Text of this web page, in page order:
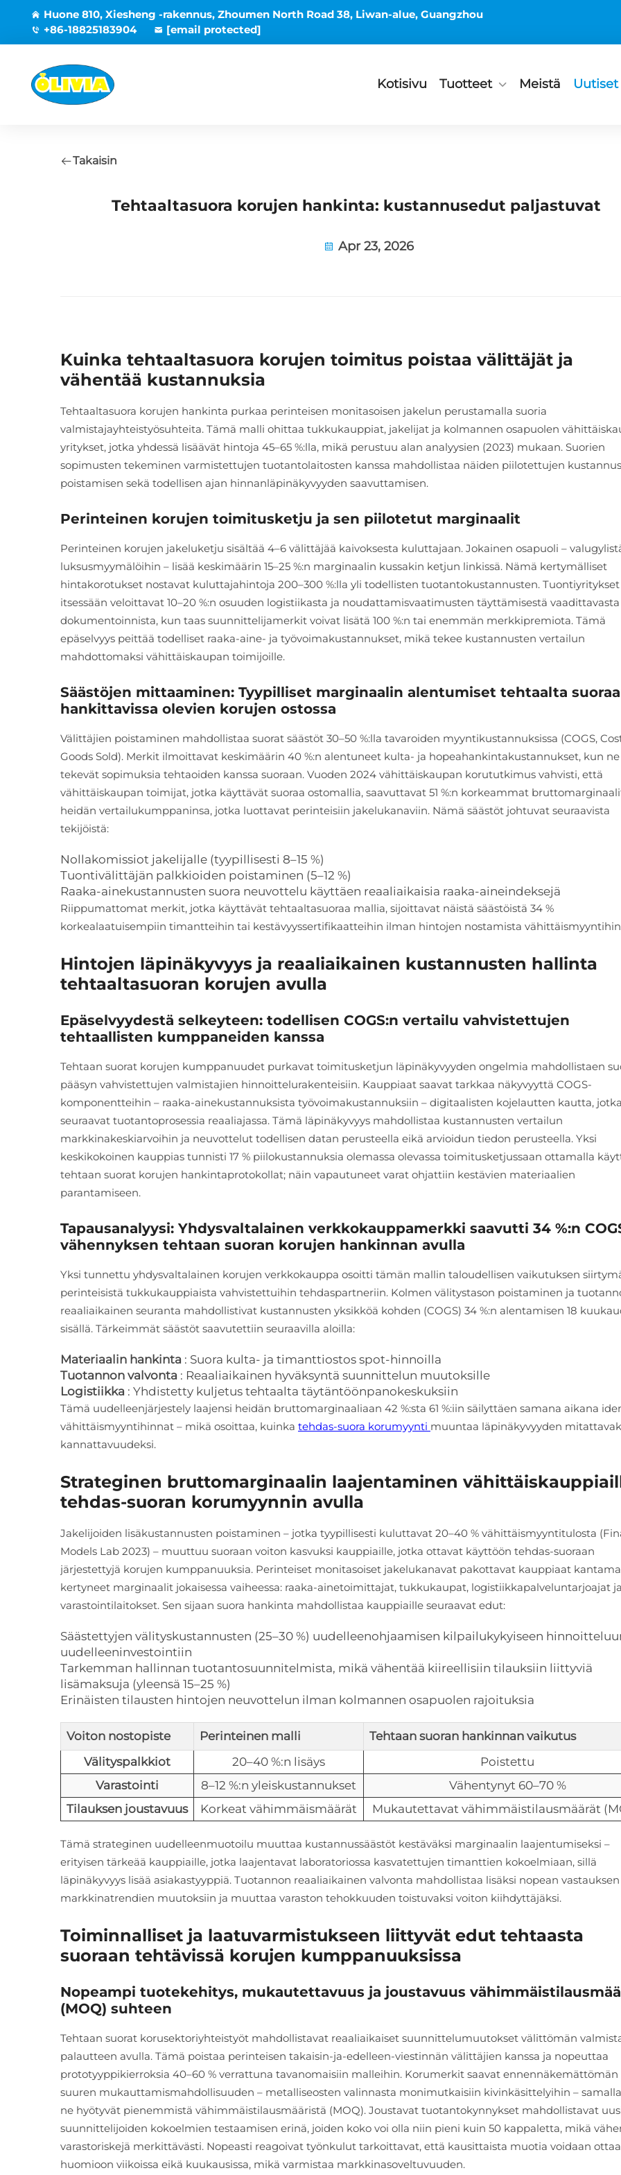
Huone 810, Xiesheng -rakennus, Zhoumen North Road 38, Liwan-alue, Guangzhou
+86-18825183904
[email protected]
Kotisivu Tuotteet Meistä Uutiset
Takaisin
Tehtaaltasuora korujen hankinta: kustannusedut paljastuvat
Apr 23, 2026
Kuinka tehtaaltasuora korujen toimitus poistaa välittäjät ja
vähentää kustannuksia
Tehtaaltasuora korujen hankinta purkaa perinteisen monitasoisen jakelun perustamalla suoria
valmistajayhteistyösuhteita. Tämä malli ohittaa tukkukauppiat, jakelijat ja kolmannen osapuolen
yritykset, jotka yhdessä lisäävät hintoja 45–65 %:lla, mikä perustuu alan analyysien (2023) mukaan. Suorien
sopimusten tekeminen varmistettujen tuotantolaitosten kanssa mahdollistaa näiden piilotettujen
poistamisen sekä todellisen ajan hinnanläpinäkyvyyden saavuttamisen.
Perinteinen korujen toimitusketju ja sen piilotetut marginaalit
Perinteinen korujen jakeluketju sisältää 4–6 välittäjää kaivoksesta kuluttajaan. Jokainen osapuoli –
luksusmyymälöihin – lisää keskimäärin 15–25 %:n marginaalin kussakin ketjun linkissä. Nämä kertymälliset
hintakorotukset nostavat kuluttajahintoja 200–300 %:lla yli todellisten tuotantokustannusten. Tuontiyritykset
itsessään veloittavat 10–20 %:n osuuden logistiikasta ja noudattamisvaatimusten täyttämisestä vaadittavasta
dokumentoinnista, kun taas suunnittelijamerkit voivat lisätä 100 %:n tai enemmän merkkipremiota. Tämä
epäselvyys peittää todelliset raaka-aine- ja työvoimakustannukset, mikä tekee kustannusten vertailun
mahdottomaksi vähittäiskaupan toimijoille.
Säästöjen mittaaminen: Tyypilliset marginaalin alentumiset tehtaalta
hankittavissa olevien korujen ostossa
Välittäjien poistaminen mahdollistaa suorat säästöt 30–50 %:lla tavaroiden myyntikustannuksissa (COGS,
Goods Sold). Merkit ilmoittavat keskimäärin 40 %:n alentuneet kulta- ja hopeahankintakustannukset, kun ne
tekevät sopimuksia tehtaoiden kanssa suoraan. Vuoden 2024 vähittäiskaupan korututkimus vahvisti, että
vähittäiskaupan toimijat, jotka käyttävät suoraa ostomallia, saavuttavat 51 %:n korkeammat
heidän vertailukumppaninsa, jotka luottavat perinteisiin jakelukanaviin. Nämä säästöt johtuvat seuraavista
tekijöistä:
Nollakomissiot jakelijalle (tyypillisesti 8–15 %)
Tuontivälittäjän palkkioiden poistaminen (5–12 %)
Raaka-ainekustannusten suora neuvottelu käyttäen reaaliaikaisia raaka-aineindeksejä
Riippumattomat merkit, jotka käyttävät tehtaaltasuoraa mallia, sijoittavat näistä säästöistä 34 %
korkealaatuisempiin timantteihin tai kestävyyssertifikaatteihin ilman hintojen nostamista
Hintojen läpinäkyvyys ja reaaliaikainen kustannusten hallinta
tehtaaltasuoran korujen avulla
Epäselvyydestä selkeyteen: todellisen COGS:n vertailu vahvistettujen
tehtaallisten kumppaneiden kanssa
Tehtaan suorat korujen kumppanuudet purkavat toimitusketjun läpinäkyvyyden ongelmia mahdollistaen
pääsyn vahvistettujen valmistajien hinnoittelurakenteisiin. Kauppiaat saavat tarkkaa näkyvyyttä COGS-
komponentteihin – raaka-ainekustannuksista työvoimakustannuksiin – digitaalisten kojelautten kautta, jotka
seuraavat tuotantoprosessia reaaliajassa. Tämä läpinäkyvyys mahdollistaa kustannusten vertailun
markkinakeskiarvoihin ja neuvottelut todellisen datan perusteella eikä arvioidun tiedon perusteella. Yksi
keskikokoinen kauppias tunnisti 17 % piilokustannuksia olemassa olevassa toimitusketjussaan ottamalla
tehtaan suorat korujen hankintaprotokollat; näin vapautuneet varat ohjattiin kestävien materiaalien
parantamiseen.
Tapausanalyysi: Yhdysvaltalainen verkkokauppamerkki saavutti 34 %:n
vähennyksen tehtaan suoran korujen hankinnan avulla
Yksi tunnettu yhdysvaltalainen korujen verkkokauppa osoitti tämän mallin taloudellisen vaikutuksen
perinteisistä tukkukauppiaista vahvistettuihin tehdaspartneriin. Kolmen välitystason poistaminen ja
reaaliaikainen seuranta mahdollistivat kustannusten yksikköä kohden (COGS) 34 %:n alentamisen 18
sisällä. Tärkeimmät säästöt saavutettiin seuraavilla aloilla:
Materiaalin hankinta : Suora kulta- ja timanttiostos spot-hinnoilla
Tuotannon valvonta : Reaaliaikainen hyväksyntä suunnittelun muutoksille
Logistiikka : Yhdistetty kuljetus tehtaalta täytäntöönpanokeskuksiin
Tämä uudelleenjärjestely laajensi heidän bruttomarginaaliaan 42 %:sta 61 %:iin säilyttäen samana aikana
vähittäismyyntihinnat – mikä osoittaa, kuinka tehdas-suora korumyynti muuntaa läpinäkyvyyden
kannattavuudeksi.
Strateginen bruttomarginaalin laajentaminen
tehdas-suoran korumyynnin avulla
Jakelijoiden lisäkustannusten poistaminen – jotka tyypillisesti kuluttavat 20–40 % vähittäismyyntitulosta
Models Lab 2023) – muuttuu suoraan voiton kasvuksi kauppiaille, jotka ottavat käyttöön tehdas-suoraan
järjestettyjä korujen kumppanuuksia. Perinteiset monitasoiset jakelukanavat pakottavat kauppiaat
kertyneet marginaalit jokaisessa vaiheessa: raaka-ainetoimittajat, tukkukaupat, logistiikkapalveluntarjoajat ja
varastointilaitokset. Sen sijaan suora hankinta mahdollistaa kauppiaille seuraavat edut:
Säästettyjen välityskustannusten (25–30 %) uudelleenohjaamisen kilpailukykyiseen
uudelleeninvestointiin
Tarkemman hallinnan tuotantosuunnitelmista, mikä vähentää kiireellisiin tilauksiin liittyviä
lisämaksuja (yleensä 15–25 %)
Erinäisten tilausten hintojen neuvottelun ilman kolmannen osapuolen rajoituksia
Voiton nostopiste Perinteinen malli
Tehtaan suoran hankinnan vaikutus
Välityspalkkiot
20–40 %:n lisäys
Poistettu
Varastointi
8–12 %:n yleiskustannukset
Vähentynyt 60–70 %
Tilauksen joustavuus
Korkeat vähimmäismäärät Mukautettavat vähimmäistilausmäärät
Tämä strateginen uudelleenmuotoilu muuttaa kustannussäästöt kestäväksi marginaalin laajentumiseksi –
erityisen tärkeää kauppiaille, jotka laajentavat laboratoriossa kasvatettujen timanttien kokoelmiaan, sillä
läpinäkyvyys lisää asiakastyyppiä. Tuotannon reaaliaikainen valvonta mahdollistaa lisäksi nopean vastauksen
markkinatrendien muutoksiin ja muuttaa varaston tehokkuuden toistuvaksi voiton kiihdyttäjäksi.
Toiminnalliset ja laatuvarmistukseen liittyvät edut tehtaasta
suoraan tehtävissä korujen kumppanuuksissa
Nopeampi tuotekehitys, mukautettavuus ja joustavuus
(MOQ) suhteen
Tehtaan suorat korusektoriyhteistyöt mahdollistavat reaaliaikaiset suunnittelumuutokset välittömän
palautteen avulla. Tämä poistaa perinteisen takaisin-ja-edelleen-viestinnän välittäjien kanssa ja nopeuttaa
prototyyppikierroksia 40–60 % verrattuna tavanomaisiin malleihin. Korumerkit saavat ennennäkemättömän
suuren mukauttamismahdollisuuden – metalliseosten valinnasta monimutkaisiin kivinkäsittelyihin –
ne hyötyvät pienemmistä vähimmäistilausmääristä (MOQ). Joustavat tuotantokynnykset mahdollistavat
suunnittelijoiden kokoelmien testaamisen erinä, joiden koko voi olla niin pieni kuin 50 kappaletta, mikä
varastoriskejä merkittävästi. Nopeasti reagoivat työnkulut tarkoittavat, että kausittaista muotia voidaan ottaa
huomioon viikoissa eikä kuukausissa, mikä varmistaa markkinasoveltuvuuden.